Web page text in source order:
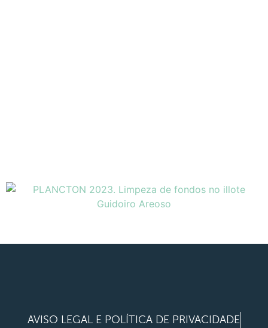
AVISO LEGAL E POLÍTICA DE PRIVACIDADE